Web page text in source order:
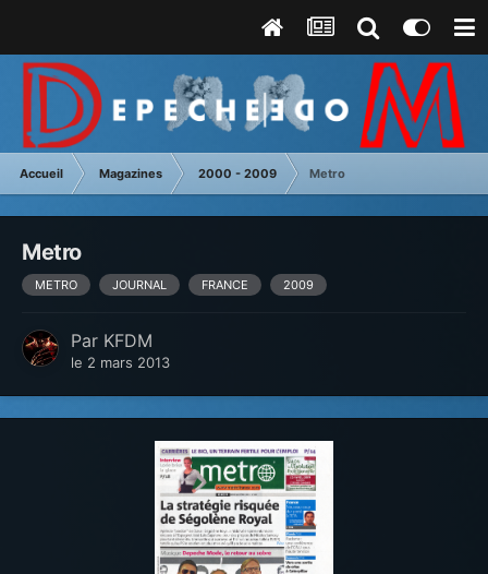
Accueil Magazines 2000 - 2009 Metro
Metro
METRO JOURNAL FRANCE 2009
Par KFDM
le 2 mars 2013